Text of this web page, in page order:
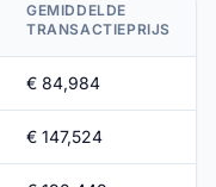
GEMIDDELDE
TRANSACTIEPRIJS
€ 84,984
€ 147,524